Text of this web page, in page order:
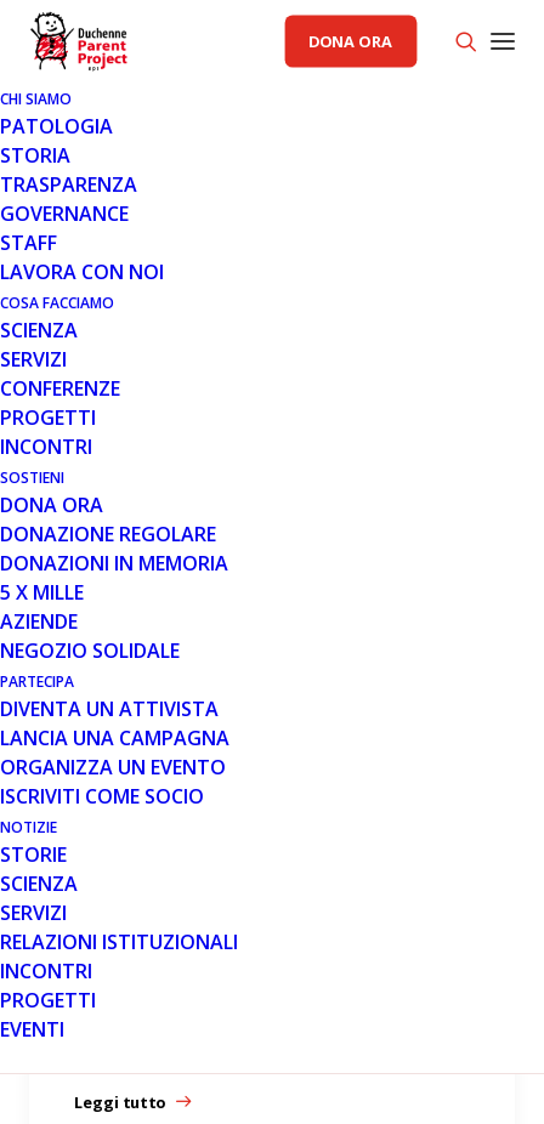
DONA ORA
CHI SIAMO
PATOLOGIA
STORIA
TRASPARENZA
GOVERNANCE
STAFF
LAVORA CON NOI
COSA FACCIAMO
SCIENZA
SERVIZI
CONFERENZE
PROGETTI
INCONTRI
SOSTIENI
DONA ORA
DONAZIONE REGOLARE
DONAZIONI IN MEMORIA
5 X MILLE
AZIENDE
NEGOZIO SOLIDALE
PARTECIPA
DIVENTA UN ATTIVISTA
LANCIA UNA CAMPAGNA
ORGANIZZA UN EVENTO
ISCRIVITI COME SOCIO
NOTIZIE
STORIE
SCIENZA
SERVIZI
RELAZIONI ISTITUZIONALI
INCONTRI
PROGETTI
EVENTI
30 GIU 2009
EXON SKIPPING: I RISULTATI DI
AVI BIOPHARMA
MESE: GIUGNO 2009
30 GIU 2009
NANOPARTICELLE PER L'EXON
SKIPPING
Leggi tutto
30 GIU 2009
"Multi exon skipping" su cani
DMD
Leggi tutto